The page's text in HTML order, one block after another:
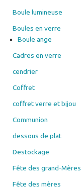
Boule lumineuse
Boules en verre
Boule ange
Cadres en verre
cendrier
Coffret
coffret verre et bijou
Communion
dessous de plat
Destockage
Fête des grand-Mères
Fête des mères